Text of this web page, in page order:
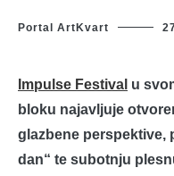
Portal ArtKvart
Impulse Festival u
bloku najavljuje
glazbene perspektive,
dan“ te subotnju